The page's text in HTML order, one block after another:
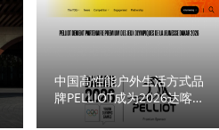
中国高性能户外生活方式品
牌PELLIOT成为2026达喀
尔青奥会高级合作伙伴